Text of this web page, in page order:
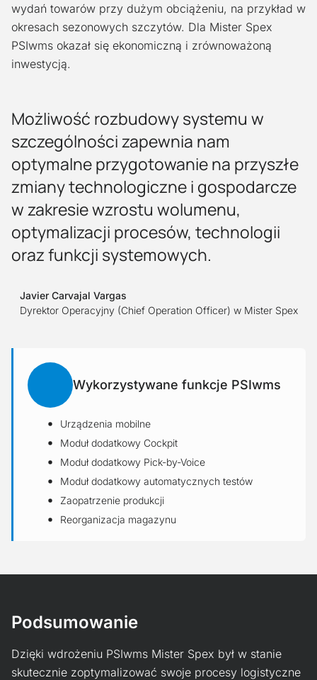
wydań towarów przy dużym obciążeniu, na przykład w
okresach sezonowych szczytów. Dla Mister Spex
PSIwms okazał się ekonomiczną i zrównoważoną
inwestycją.
Możliwość rozbudowy systemu w
szczególności zapewnia nam
optymalne przygotowanie na przyszłe
zmiany technologiczne i gospodarcze
w zakresie wzrostu wolumenu,
optymalizacji procesów, technologii
oraz funkcji systemowych.
Javier Carvajal Vargas
Dyrektor Operacyjny (Chief Operation Officer) w Mister Spex
Wykorzystywane funkcje PSIwms
Urządzenia mobilne
Moduł dodatkowy Cockpit
Moduł dodatkowy Pick-by-Voice
Moduł dodatkowy automatycznych testów
Zaopatrzenie produkcji
Reorganizacja magazynu
Podsumowanie
Dzięki wdrożeniu PSIwms Mister Spex był w stanie
skutecznie zoptymalizować swoje procesy logistyczne